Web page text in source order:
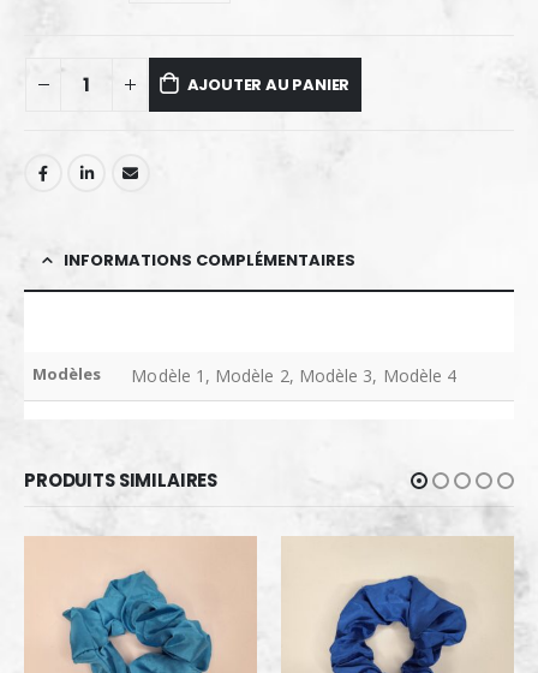
AJOUTER AU PANIER
INFORMATIONS COMPLÉMENTAIRES
Modèles Modèle 1, Modèle 2, Modèle 3, Modèle 4
PRODUITS SIMILAIRES